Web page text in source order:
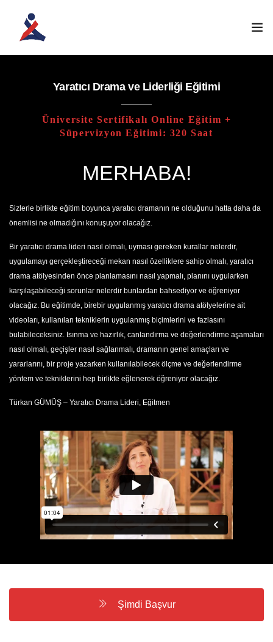
ATÖLYELERIMIZ
EĞITIM PROGRAMLARI
İLETIŞIM
ÖĞRENCI GIRIŞI
Yaratıcı Drama ve Liderliği Eğitimi
Üniversite Sertifikalı Online Eğitim +
Süpervizyon Eğitimi: 320 Saat
MERHABA!
Sizlerle birlikte eğitim boyunca yaratıcı dramanın ne olduğunu hatta daha da
önemlisi ne olmadığını konuşuyor olacağız.
Bir yaratıcı drama lideri nasıl olmalı, uyması gereken kurallar nelerdir,
uygulamayı gerçekleştireceği mekan nasıl özelliklere sahip olmalı, yaratıcı
drama atölyesinden önce planlamasını nasıl yapmalı, planını uygularken
karşılaşabileceği sorunlar nelerdir bunlardan bahsediyor ve öğreniyor
olacağız. Bu eğitimde, birebir uygulanmış yaratıcı drama atölyelerine ait
videoları, kullanılan tekniklerin uygulanmış biçimlerini ve fazlasını
bulabileceksiniz. Isınma ve hazırlık, canlandırma ve değerlendirme aşamaları
nasıl olmalı, geçişler nasıl sağlanmalı, dramanın genel amaçları ve
yararlarını, bir proje yazarken kullanılabilecek ölçme ve değerlendirme
yöntem ve tekniklerini hep birlikte eğlenerek öğreniyor olacağız.
Türkan GÜMÜŞ – Yaratıcı Drama Lideri, Eğitmen
Şimdi Başvur